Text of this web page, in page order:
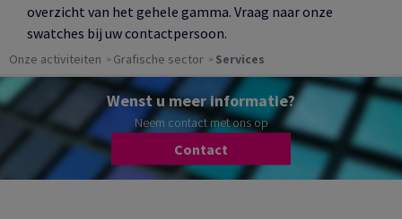
overzicht van het gehele gamma. Vraag naar onze
swatches bij uw contactpersoon.
Onze activiteiten Grafische sector Services
Wenst u meer informatie?
Neem contact met ons op
Contact